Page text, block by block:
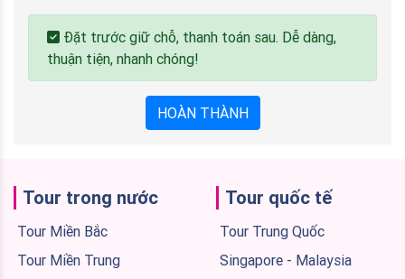
Đặt trước giữ chỗ, thanh toán sau. Dễ dàng,
thuận tiện, nhanh chóng!
HOÀN THÀNH
Tour trong nước
Tour Miền Bắc
Tour Miền Trung
Tour quốc tế
Tour Trung Quốc
Singapore - Malaysia